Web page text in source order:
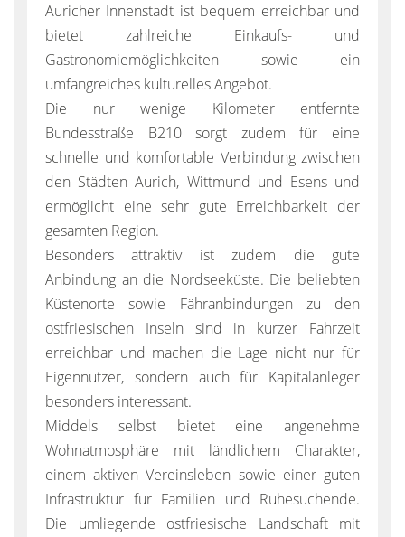
Auricher Innenstadt ist bequem erreichbar und
bietet zahlreiche Einkaufs- und
Gastronomiemöglichkeiten sowie ein
umfangreiches kulturelles Angebot.
Die nur wenige Kilometer entfernte
Bundesstraße B210 sorgt zudem für eine
schnelle und komfortable Verbindung zwischen
den Städten Aurich, Wittmund und Esens und
ermöglicht eine sehr gute Erreichbarkeit der
gesamten Region.
Besonders attraktiv ist zudem die gute
Anbindung an die Nordseeküste. Die beliebten
Küstenorte sowie Fähranbindungen zu den
ostfriesischen Inseln sind in kurzer Fahrzeit
erreichbar und machen die Lage nicht nur für
Eigennutzer, sondern auch für Kapitalanleger
besonders interessant.
Middels selbst bietet eine angenehme
Wohnatmosphäre mit ländlichem Charakter,
einem aktiven Vereinsleben sowie einer guten
Infrastruktur für Familien und Ruhesuchende.
Die umliegende ostfriesische Landschaft mit